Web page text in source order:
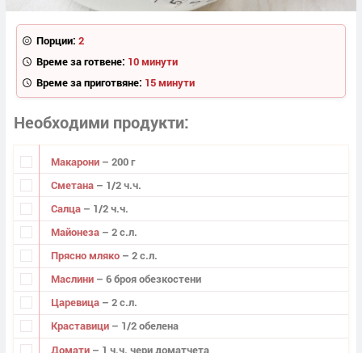
Порции: 2
Време за готвене: 10 минути
Време за приготвяне: 15 минути
Необходими продукти
Макарони – 200 г
Сметана – 1/2 ч.ч.
Салца – 1/2 ч.ч.
Майонеза – 2 с.л.
Прясно мляко – 2 с.л.
Маслини – 6 броя обезкостени
Царевица – 2 с.л.
Краставици – 1/2 обелена
Домати – 1 ч.ч. чери доматчета